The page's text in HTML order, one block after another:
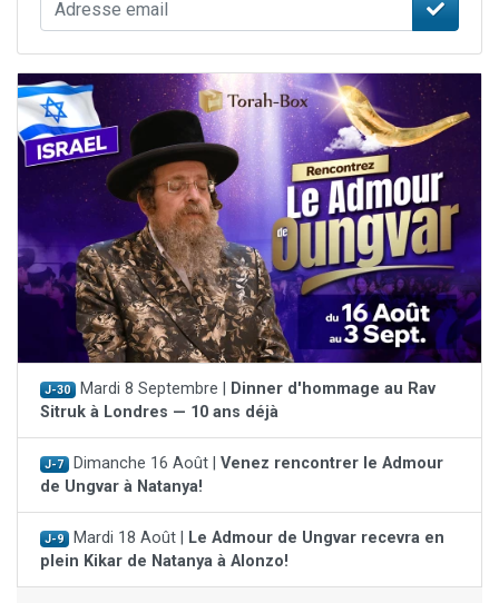
J-30 Mardi 8 Septembre |
Dinner d'hommage au Rav
Sitruk à Londres — 10 ans déjà
J-7 Dimanche 16 Août | Venez rencontrer le Admour
de Ungvar à Natanya!
J-9 Mardi 18 Août |
Le Admour de Ungvar recevra en
plein Kikar de Natanya à Alonzo!